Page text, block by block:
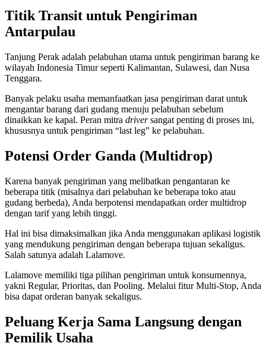
Titik Transit untuk Pengiriman
Antarpulau
Tanjung Perak adalah pelabuhan utama untuk pengiriman barang ke
wilayah Indonesia Timur seperti Kalimantan, Sulawesi, dan Nusa
Tenggara.
Banyak pelaku usaha memanfaatkan jasa pengiriman darat untuk
mengantar barang dari gudang menuju pelabuhan sebelum
dinaikkan ke kapal. Peran mitra driversangat penting di proses ini,
khususnya untuk pengiriman “last leg” ke pelabuhan.
Potensi Order Ganda (Multidrop)
Karena banyak pengiriman yang melibatkan pengantaran ke
beberapa titik (misalnya dari pelabuhan ke beberapa toko atau
gudang berbeda), Anda berpotensi mendapatkan order multidrop
dengan tarif yang lebih tinggi.
Hal ini bisa dimaksimalkan jika Anda menggunakan aplikasi logistik
yang mendukung pengiriman dengan beberapa tujuan sekaligus.
Salah satunya adalah Lalamove.
Lalamove memiliki tiga pilihan pengiriman untuk konsumennya,
yakni Regular, Prioritas, dan Pooling. Melalui fitur Multi-Stop, Anda
bisa dapat orderan banyak sekaligus.
Peluang Kerja Sama Langsung dengan
Pemilik Usaha